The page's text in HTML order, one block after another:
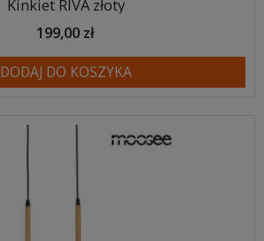
Kinkiet RIVA złoty
199,00 zł
DODAJ DO KOSZYKA